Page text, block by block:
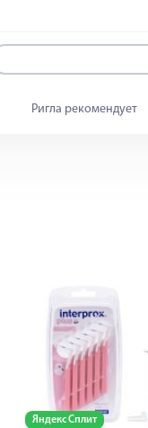
Ригла рекомендует
Яндекс Сплит